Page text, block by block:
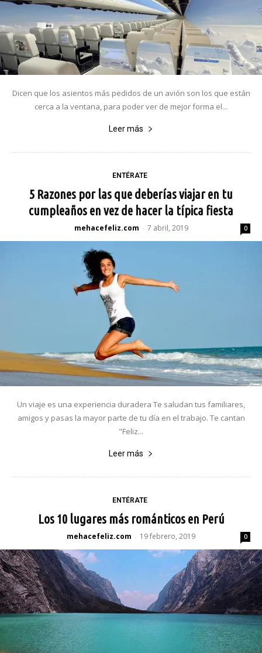
Dicen que los asientos más pedidos de un avión son los que están
cerca a la ventana, para poder ver de mejor forma el...
Leer más
ENTÉRATE
5 Razones por las que deberías viajar en tu
cumpleaños en vez de hacer la típica fiesta
mehacefeliz.com - 7 abril, 2019 0
Un viaje es una experiencia duradera Te saludan tus familiares,
amigos y pasas la mayor parte de tu día en el trabajo. Te cantan
"Feliz...
Leer más
ENTÉRATE
Los 10 lugares más románticos en Perú
mehacefeliz.com - 19 febrero, 2019 0